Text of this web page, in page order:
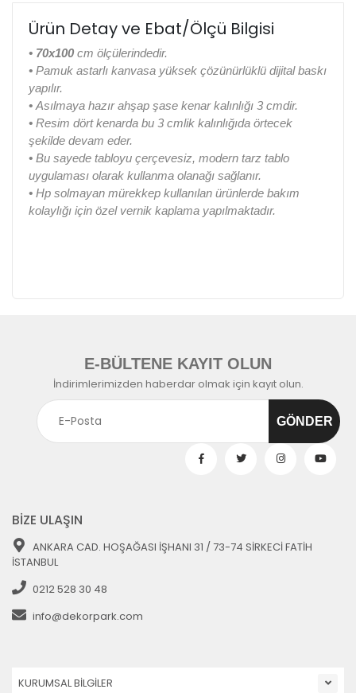
Ürün Detay ve Ebat/Ölçü Bilgisi
• 70x100 cm ölçülerindedir.
• Pamuk astarlı kanvasa yüksek çözünürlüklü dijital baskı
yapılır.
• Asılmaya hazır ahşap şase kenar kalınlığı 3 cmdir.
• Resim dört kenarda bu 3 cmlik kalınlığıda örtecek
şekilde devam eder.
• Bu sayede tabloyu çerçevesiz, modern tarz tablo
uygulaması olarak kullanma olanağı sağlanır.
• Hp solmayan mürekkep kullanılan ürünlerde bakım
kolaylığı için özel vernik kaplama yapılmaktadır.
E-BÜLTENE KAYIT OLUN
İndirimlerimizden haberdar olmak için kayıt olun.
BİZE ULAŞIN
ANKARA CAD. HOŞAĞASI İŞHANI 31 / 73-74 SİRKECİ FATİH
İSTANBUL
0212 528 30 48
info@dekorpark.com
KURUMSAL BİLGİLER